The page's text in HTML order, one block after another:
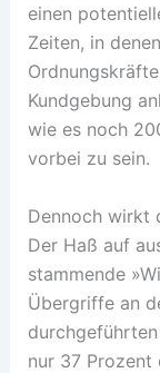
einen
Zeiten, in
Kundgebung
wie es noch
vorbei zu sein.
Dennoch wirkt
Der Haß auf
stammende
Übergriffe an
nur 37 Prozent